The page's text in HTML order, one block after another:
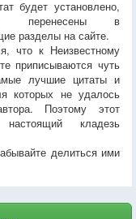
будет установлено,
перенесены в
разделы на сайте.
что к Неизвестному
приписываются чуть
лучшие цитаты и
которых не удалось
Поэтому этот
кладезь
делиться ими